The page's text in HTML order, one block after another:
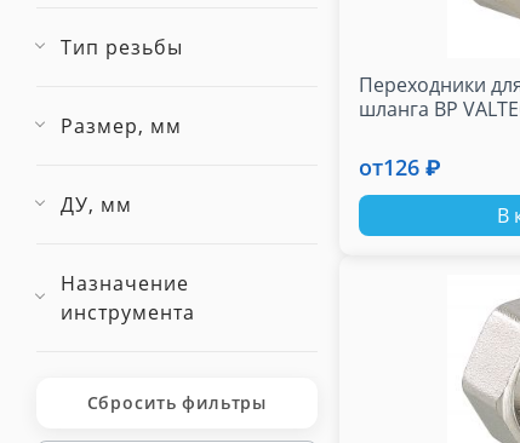
Тип резьбы
Размер, мм
ДУ, мм
Назначение
инструмента
Сбросить фильтры
Переходники
шланга ВР
от126 ₽
В